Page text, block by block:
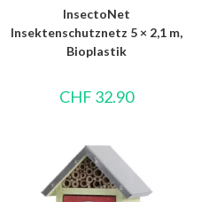
InsectoNet
Insektenschutznetz 5 × 2,1 m,
Bioplastik
CHF 32.90